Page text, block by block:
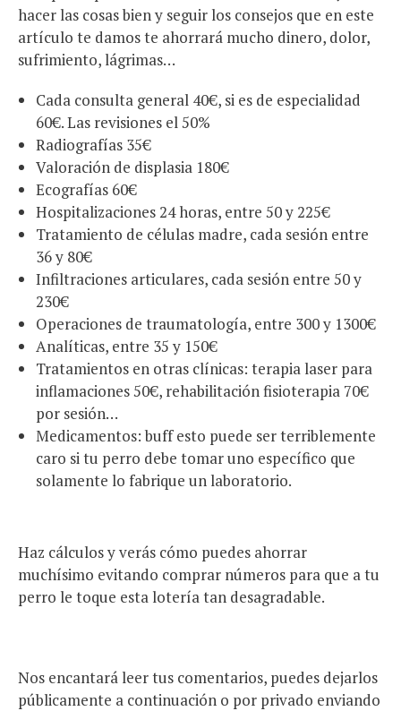
hacer las cosas bien y seguir los consejos que en este
artículo te damos te ahorrará mucho dinero, dolor,
sufrimiento, lágrimas…
Cada consulta general 40€, si es de especialidad
60€. Las revisiones el 50%
Radiografías 35€
Valoración de displasia 180€
Ecografías 60€
Hospitalizaciones 24 horas, entre 50 y 225€
Tratamiento de células madre, cada sesión entre
36 y 80€
Infiltraciones articulares, cada sesión entre 50 y
230€
Operaciones de traumatología, entre 300 y 1300€
Analíticas, entre 35 y 150€
Tratamientos en otras clínicas: terapia laser para
inflamaciones 50€, rehabilitación fisioterapia 70€
por sesión…
Medicamentos: buff esto puede ser terriblemente
caro si tu perro debe tomar uno específico que
solamente lo fabrique un laboratorio.
Haz cálculos y verás cómo puedes ahorrar
muchísimo evitando comprar números para que a tu
perro le toque esta lotería tan desagradable.
Nos encantará leer tus comentarios, puedes dejarlos
públicamente a continuación o por privado enviando